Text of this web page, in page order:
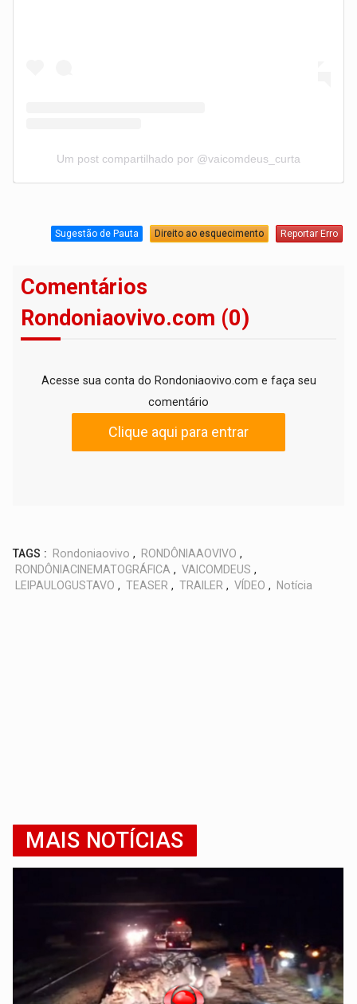
Um post compartilhado por @vaicomdeus_curta
Sugestão de Pauta Direito ao esquecimento Reportar Erro
Comentários
Rondoniaovivo.com (0)
Acesse sua conta do Rondoniaovivo.com e faça seu
comentário
Clique aqui para entrar
TAGS : Rondoniaovivo , RONDÔNIAAOVIVO ,
RONDÔNIACINEMATOGRÁFICA , VAICOMDEUS ,
LEIPAULOGUSTAVO , TEASER , TRAILER , VÍDEO , Notícia
MAIS NOTÍCIAS